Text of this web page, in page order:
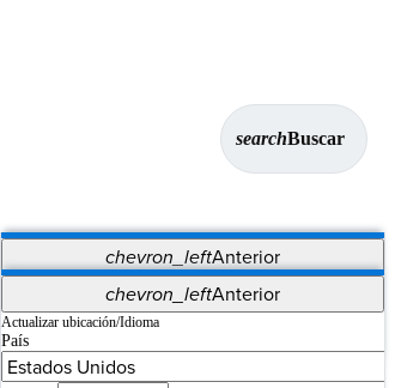
searchBuscar
chevron_leftAnterior
Vet Systems OrthoPedia Patient
Supplier Portal
Synergy Imaging & Resection
chevron_leftAnterior
Actualizar ubicación/Idioma
País